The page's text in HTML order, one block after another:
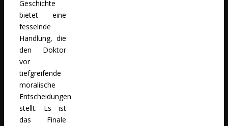
Geschichte
bietet eine
fesselnde
Handlung, die
den Doktor
vor
tiefgreifende
moralische
Entscheidungen
stellt. Es ist
das Finale